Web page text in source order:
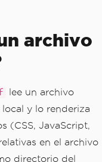
archivo
lee un archivo
y lo renderiza
(CSS, JavaScript,
en el archivo
directorio del